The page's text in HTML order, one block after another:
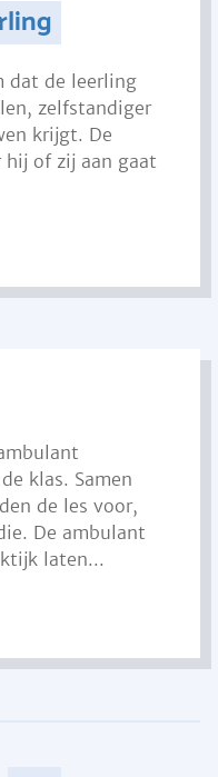
dat de leerling
zelfstandiger
krijgt. De
hij of zij aan gaat
klas. Samen
de les voor,
De ambulant
laten...